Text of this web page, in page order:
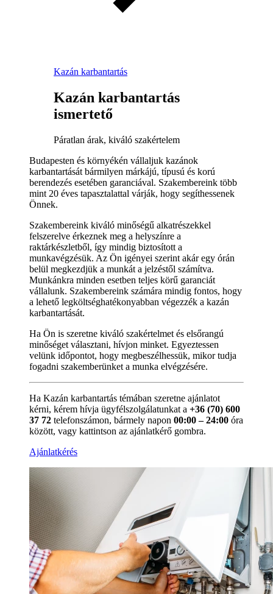
Kazán karbantartás
Kazán karbantartás
ismertető
Páratlan árak, kiváló szakértelem
Budapesten és környékén vállaljuk kazánok
karbantartását bármilyen márkájú, típusú és korú
berendezés esetében garanciával. Szakembereink több
mint 20 éves tapasztalattal várják, hogy segíthessenek
Önnek.
Szakembereink kiváló minőségű alkatrészekkel
felszerelve érkeznek meg a helyszínre a
raktárkészletből, így mindig biztosított a
munkavégzésük. Az Ön igényei szerint akár egy órán
belül megkezdjük a munkát a jelzéstől számítva.
Munkánkra minden esetben teljes körű garanciát
vállalunk. Szakembereink számára mindig fontos, hogy
a lehető legköltséghatékonyabban végezzék a kazán
karbantartását.
Ha Ön is szeretne kiváló szakértelmet és elsőrangú
minőséget választani, hívjon minket. Egyeztessen
velünk időpontot, hogy megbeszélhessük, mikor tudja
fogadni szakemberünket a munka elvégzésére.
Ha Kazán karbantartás témában szeretne ajánlatot
kérni, kérem hívja ügyfélszolgálatunkat a +36 (70) 600
37 72 telefonszámon, bármely napon 00:00 – 24:00 óra
között, vagy kattintson az ajánlatkérő gombra.
Ajánlatkérés